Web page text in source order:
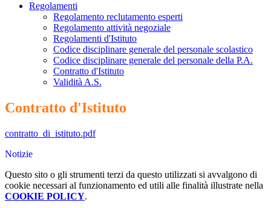
Regolamenti
Regolamento reclutamento esperti
Regolamento attività negoziale
Regolamenti d'Istituto
Codice disciplinare generale del personale scolastico
Codice disciplinare generale del personale della P.A.
Contratto d'Istituto
Validità A.S.
Contratto d'Istituto
contratto_di_istituto.pdf
Notizie
Questo sito o gli strumenti terzi da questo utilizzati si avvalgono di
cookie necessari al funzionamento ed utili alle finalità illustrate nella
COOKIE POLICY.